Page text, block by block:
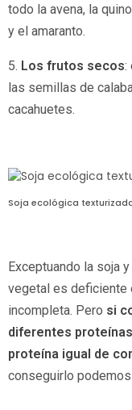
todo la avena, la
y el amaranto.
5. Los frutos secos:
las semillas de
cacahuetes.
Soja ecológica
Exceptuando la soja
vegetal es deficiente
incompleta. Pero si
diferentes
proteína igual de
conseguirlo